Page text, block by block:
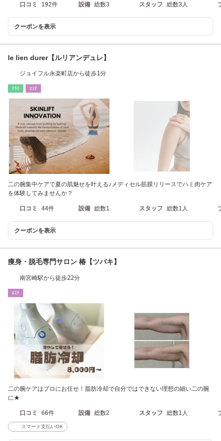
口コミ 192件 設備 総数3 スタッフ 総数3人
クーポンを表示
le lien durer【ルリアンデュレ】
ジョイフル永楽町店から徒歩1分
ﾘﾗｸ ｴｽﾃ
二の腕集中ケアで夏の肌魅せを叶える♪メディセル筋膜リリースでハミ肉ケア
を体験してみませんか？
口コミ 44件 設備 総数1 スタッフ 総数1人
クーポンを表示
痩身・脱毛専門サロン 椿【ツバキ】
南宮崎駅から徒歩22分
ｴｽﾃ
二の腕ケアはプロにお任せ！脂肪冷却で自分ではできない理想の細い二の腕
に★
口コミ 66件 設備 総数2 スタッフ 総数1人
スマート支払いOK